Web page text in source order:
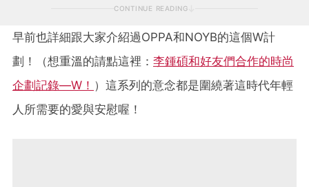
CONTINUE READING
早前也詳細跟大家介紹過OPPA和NOYB的這個W計
劃！（想重溫的請點這裡： 李鍾碩和好友們合作的時尚
企劃記錄—W！ ）這系列的意念都是圍繞著這時代年輕
人所需要的愛與安慰喔！